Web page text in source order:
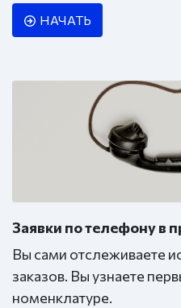
НАЧАТЬ
Заявки по телефону в
Вы сами отслеживаете
заказов. Вы узнаете
номенклатуре.